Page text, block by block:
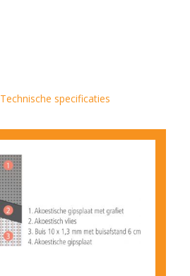
Technische specificaties